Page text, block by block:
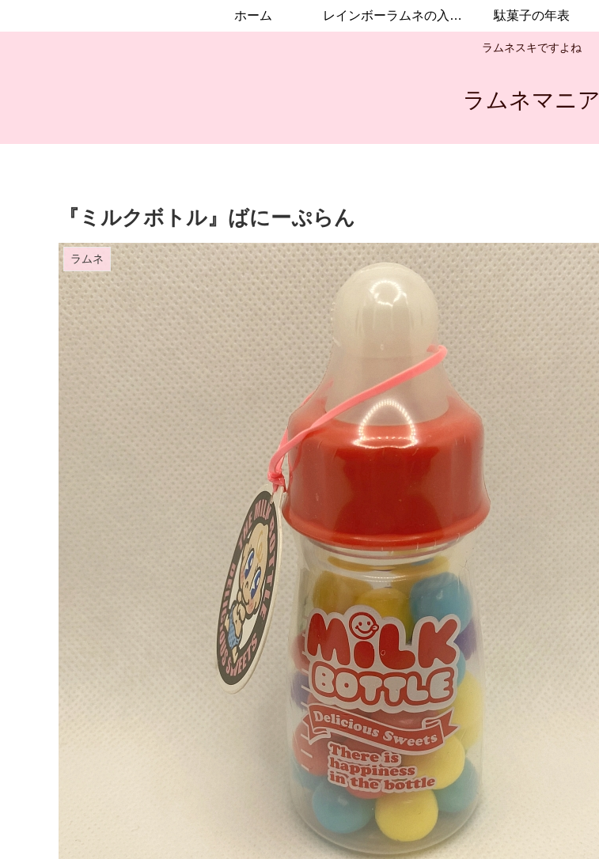
ラムネスキですよね
ラムネマニア
ホーム レインボーラムネの入手方法 駄菓子の年表
『ミルクボトル』ばにーぷらん
ラムネ